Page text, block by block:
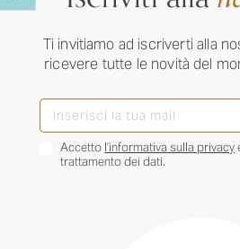
Ti invitiamo ad iscriverti alla
ricevere tutte le novità del
Accetto l’informativa sulla privacy
trattamento dei dati.